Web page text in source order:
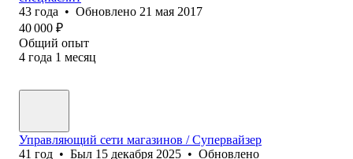
43 года • Обновлено 21 мая 2017
40 000 ₽
Общий опыт
4 года 1 месяц
Управляющий сети магазинов / Супервайзер
41 год • Был 15 декабря 2025 • Обновлено